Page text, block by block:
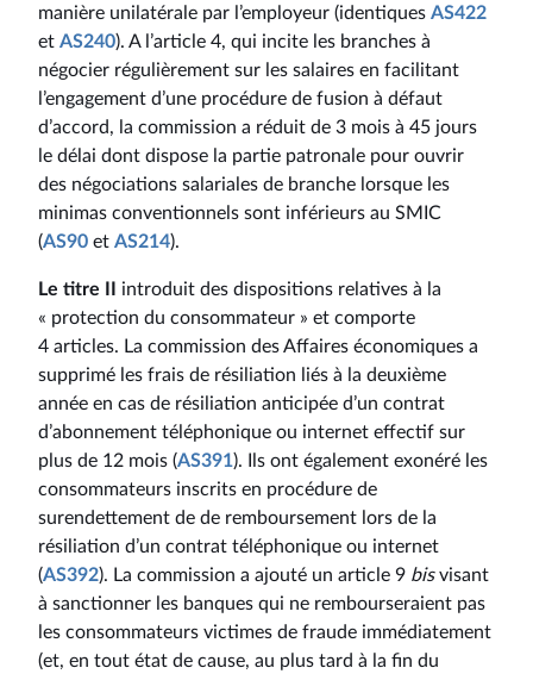
manière unilatérale par l’employeur (identiques AS422
et AS240). A l’article 4, qui incite les branches à
négocier régulièrement sur les salaires en facilitant
l’engagement d’une procédure de fusion à défaut
d’accord, la commission a réduit de 3 mois à 45 jours
le délai dont dispose la partie patronale pour ouvrir
des négociations salariales de branche lorsque les
minimas conventionnels sont inférieurs au SMIC
(AS90 et AS214).
Le titre II introduit des dispositions relatives à la
« protection du consommateur » et comporte
4 articles. La commission des Affaires économiques a
supprimé les frais de résiliation liés à la deuxième
année en cas de résiliation anticipée d’un contrat
d’abonnement téléphonique ou internet effectif sur
plus de 12 mois (AS391). Ils ont également exonéré les
consommateurs inscrits en procédure de
surendettement de de remboursement lors de la
résiliation d’un contrat téléphonique ou internet
(AS392). La commission a ajouté un article 9 bisvisant
à sanctionner les banques qui ne rembourseraient pas
les consommateurs victimes de fraude immédiatement
(et, en tout état de cause, au plus tard à la fin du